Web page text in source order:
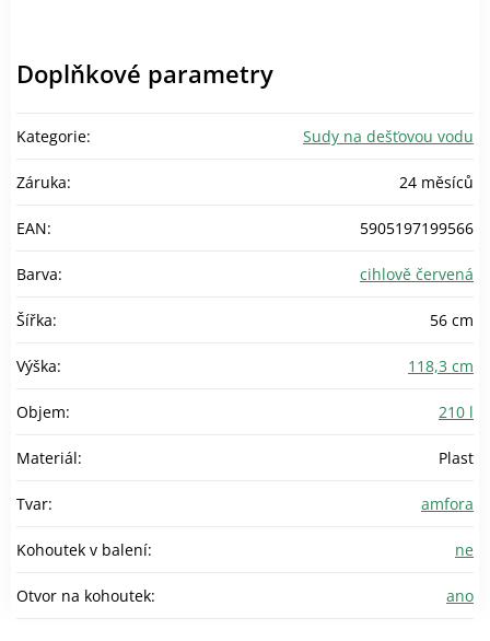
Doplňkové parametry
Kategorie: Sudy na dešťovou vodu
Záruka: 24 měsíců
EAN: 5905197199566
Barva: cihlově červená
Šířka: 56 cm
Výška: 118,3 cm
Objem: 210 l
Materiál: Plast
Tvar: amfora
Kohoutek v balení: ne
Otvor na kohoutek: ano